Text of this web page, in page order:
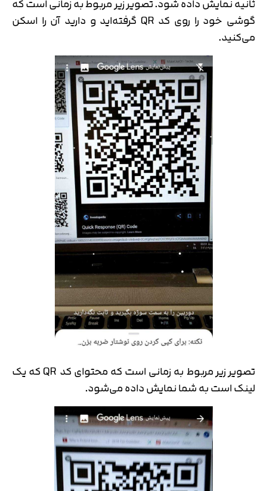
گوشی خود را روی کد QR گرفته‌اید و دارید آن را اسکن
می‌کنید.
تصویر زیر مربوط به زمانی است که محتوای کد QR که یک
لینک است به شما نمایش داده می‌شود.
تایید کد
کد ارسال شده را وارد کنید
اصلاح شماره
تایید کد
دریافت مجدد کد:00:59
متوجه شدم